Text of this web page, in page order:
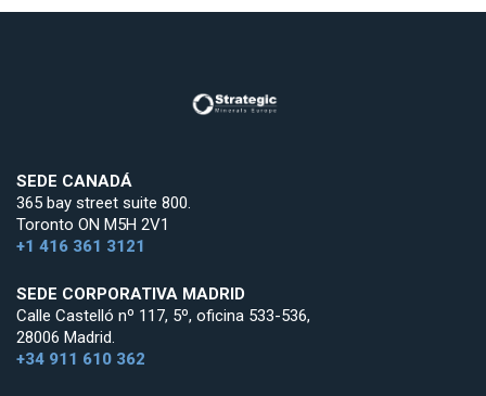
SEDE CANADÁ
365 bay street suite 800.
Toronto ON M5H 2V1
+1 416 361 3121
SEDE CORPORATIVA MADRID
Calle Castelló nº 117, 5º, oficina 533-536,
28006 Madrid.
+34 911 610 362